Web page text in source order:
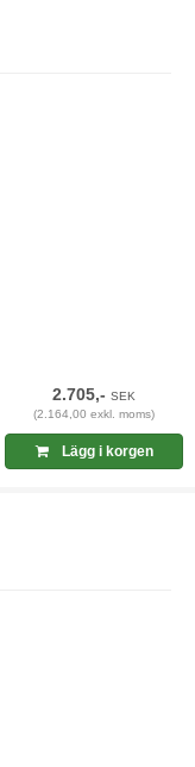
2.705,-SEK
(2.164,00 exkl. moms)
Lägg i korgen